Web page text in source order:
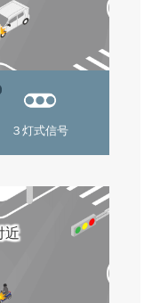
３灯式信号
近